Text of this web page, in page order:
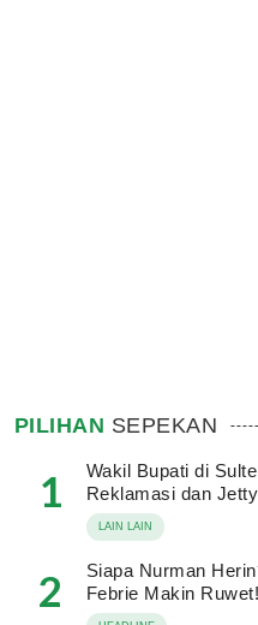
PILIHAN SEPEKAN
1
Wakil Bupati di
Reklamasi dan
LAIN LAIN
2
Siapa Nurman
Febrie Makin Ruwet!